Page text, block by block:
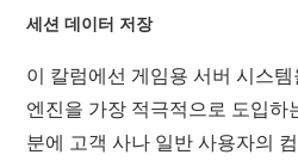
세션 데이터 저장
이 칼럼에선 게임용 서버 시스
엔진을 가장 적극적으로 도입하
분에 고객 사나 일반 사용자의